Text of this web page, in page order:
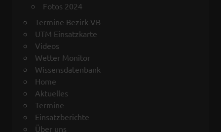
Fotos 2024
Termine Bezirk VB
UTM Einsatzkarte
Videos
Wetter Monitor
Wissensdatenbank
Home
Aktuelles
Termine
Einsatzberichte
Über uns